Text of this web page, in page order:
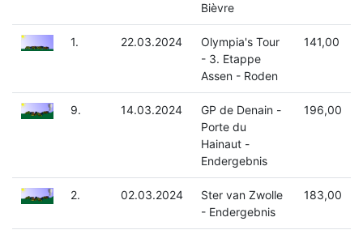
Bièvre
1. 22.03.2024
Olympia's Tour
- 3. Etappe
Assen - Roden
141,00
9. 14.03.2024
GP de Denain -
Porte du
Hainaut -
Endergebnis
196,00
2. 02.03.2024
Ster van Zwolle
- Endergebnis
183,00